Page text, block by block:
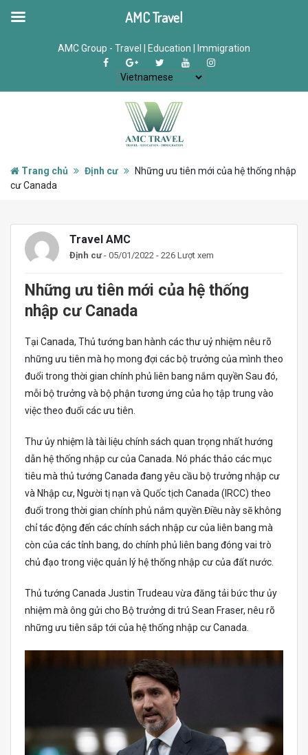
AMC Group - Travel | Education | Immigration
Trang chủ Định cư
Những ưu tiên mới của hệ thống nhập
cư Canada
Travel AMC
Định cư - 05/01/2022 - 226 Lượt xem
Những ưu tiên mới của hệ thống
nhập cư Canada
Tại Canada, Thủ tướng ban hành các thư uỷ nhiệm nêu rõ
những ưu tiên mà họ mong đợi các bộ trưởng của mình theo
đuổi trong thời gian chính phủ liên bang nắm quyền Sau đó,
mỗi bộ trưởng và bộ phận tương ứng của họ tập trung vào
việc theo đuổi các ưu tiên.
Thư ủy nhiệm là tài liệu chính sách quan trọng nhất hướng
dẫn hệ thống nhập cư của Canada. Nó phác thảo các mục
tiêu mà thủ tướng Canada đang yêu cầu bộ trưởng nhập cư
và Nhập cư, Người tị nạn và Quốc tịch Canada (IRCC) theo
đuổi trong thời gian chính phủ nắm quyền.Điều này sẽ không
chỉ tác động đến các chính sách nhập cư của liên bang mà
còn của các tỉnh bang, do chính phủ liên bang đóng vai trò
chủ đạo trong việc quản lý hệ thống nhập cư của đất nước.
Thủ tướng Canada Justin Trudeau vừa đăng tải bức thư ủy
nhiệm mà ông gửi cho Bộ trưởng di trú Sean Fraser, nêu rõ
những ưu tiên sắp tới của hệ thống nhập cư Canada.
AMC Travel